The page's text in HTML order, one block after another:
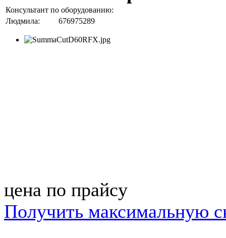
Консультант по оборудованию:
Людмила:
676975289
цена по прайсу
Получить максимальную